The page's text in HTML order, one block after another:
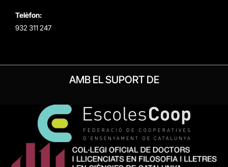
Telèfon:
932 311 247
AMB EL SUPORT DE